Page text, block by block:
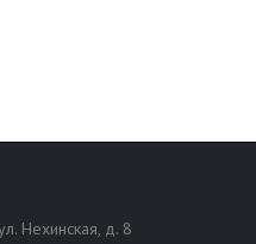
Нехинская, д. 8